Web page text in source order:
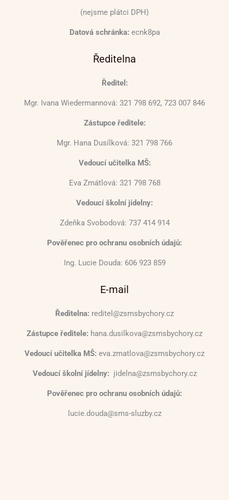
(nejsme plátci DPH)
Datová schránka: ecnk8pa
Ředitelna
Ředitel:
Mgr. Ivana Wiedermannová: 321 798 692, 723 007 846
Zástupce ředitele:
Mgr. Hana Dusílková: 321 798 766
Vedoucí učitelka MŠ:
Eva Zmátlová: 321 798 768
Vedoucí školní jídelny:
Zdeňka Svobodová: 737 414 914
Pověřenec pro ochranu osobních údajů:
Ing. Lucie Douda: 606 923 859
E-mail
Ředitelna: reditel@zsmsbychory.cz
Zástupce ředitele: hana.dusilkova@zsmsbychory.cz
Vedoucí učitelka MŠ: eva.zmatlova@zsmsbychory.cz
Vedoucí školní jídelny: jidelna@zsmsbychory.cz
Pověřenec pro ochranu osobních údajů:
lucie.douda@sms-sluzby.cz